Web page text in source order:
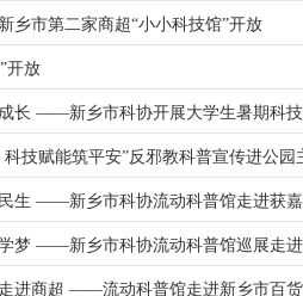
市第二家商超“小小科技馆”开放
开放
长 ——新乡市科协开展大学生暑期科
技赋能筑平安”反邪教科普宣传进公园
生 ——新乡市科协流动科普馆走进获
梦 ——新乡市科协流动科普馆巡展走
进商超 ——流动科普馆走进新乡市百